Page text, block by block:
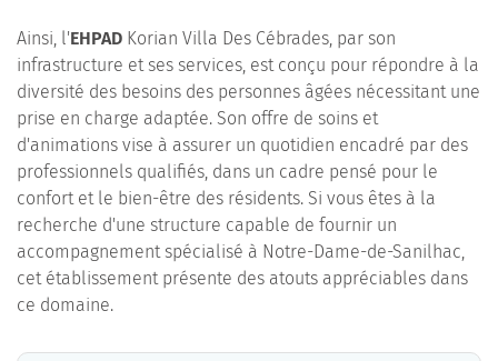
Ainsi, l'EHPAD Korian Villa Des Cébrades, par son
infrastructure et ses services, est conçu pour répondre à la
diversité des besoins des personnes âgées nécessitant une
prise en charge adaptée. Son offre de soins et
d'animations vise à assurer un quotidien encadré par des
professionnels qualifiés, dans un cadre pensé pour le
confort et le bien-être des résidents. Si vous êtes à la
recherche d'une structure capable de fournir un
accompagnement spécialisé à Notre-Dame-de-Sanilhac,
cet établissement présente des atouts appréciables dans
ce domaine.